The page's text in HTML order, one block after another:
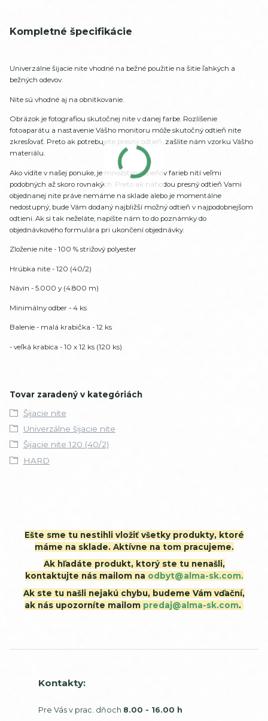
Kompletné špecifikácie
Univerzálne šijacie nite vhodné na bežné použitie na šitie ľahkých a
bežných odevov.
Nite sú vhodné aj na obnitkovanie.
Obrázok je fotografiou skutočnej nite v danej farbe. Rozlíšenie
fotoaparátu a nastavenie Vášho monitoru môže skutočný odtieň nite
zkresľovať. Preto ak potrebujete presný odtieň, zašlite nám vzorku Vášho
materiálu.
Ako vidíte v našej ponuke, je množstvo odtieňov farieb nití veľmi
podobných až skoro rovnakých. Preto ak náhodou presný odtieň Vami
objednanej nite práve nemáme na sklade alebo je momentálne
nedostupný, bude Vám dodaný najbližší možný odtieň v najpodobnejšom
odtieni. Ak si tak neželáte, napíšte nám to do poznámky do
objednávkového formulára pri ukončení objednávky.
Zloženie nite - 100 % strižový polyester
Hrúbka nite - 120 (40/2)
Návin - 5.000 y (4.800 m)
Minimálny odber - 4 ks
Balenie - malá krabička - 12 ks
- veľká krabica - 10 x 12 ks (120 ks)
Tovar zaradený v kategóriách
Šijacie nite
Univerzálne šijacie nite
Šijacie nite 120 (40/2)
HARD
Ešte sme tu nestihli vložiť všetky produkty, ktoré
máme na sklade. Aktívne na tom pracujeme.
Ak hľadáte produkt, ktorý ste tu nenašli,
kontaktujte nás mailom na odbyt@alma-sk.com.
Ak ste tu našli nejakú chybu, budeme Vám vďační,
ak nás upozorníte mailom predaj@alma-sk.com.
Kontakty:
Pre Vás v prac. dňoch 8.00 - 16.00 h